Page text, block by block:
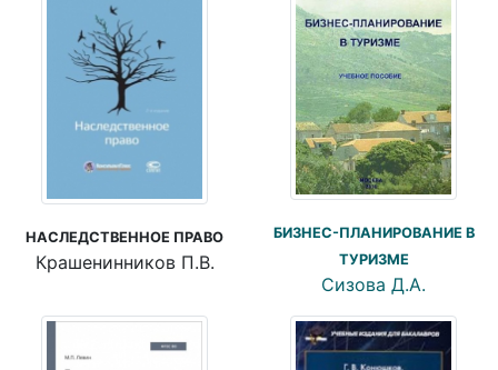
НАСЛЕДСТВЕННОЕ ПРАВО
Крашенинников П.В.
БИЗНЕС-ПЛАНИРОВАНИЕ В
ТУРИЗМЕ
Сизова Д.А.